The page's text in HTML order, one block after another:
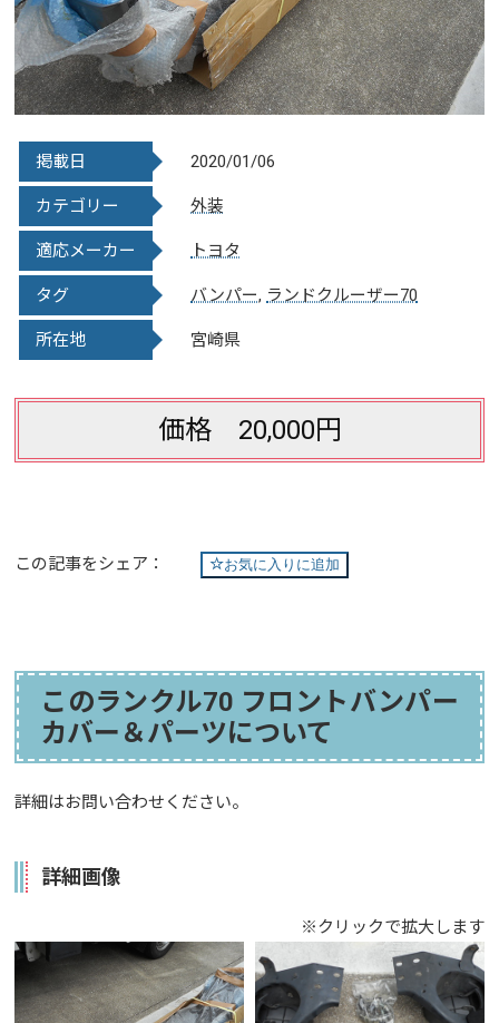
掲載日 2020/01/06
カテゴリー 外装
適応メーカー トヨタ
タグ バンパー, ランドクルーザー70
所在地 宮崎県
価格 20,000円
この記事をシェア： お気に入りに追加
このランクル70 フロントバンパー
カバー＆パーツについて
詳細はお問い合わせください。
詳細画像
※クリックで拡大します